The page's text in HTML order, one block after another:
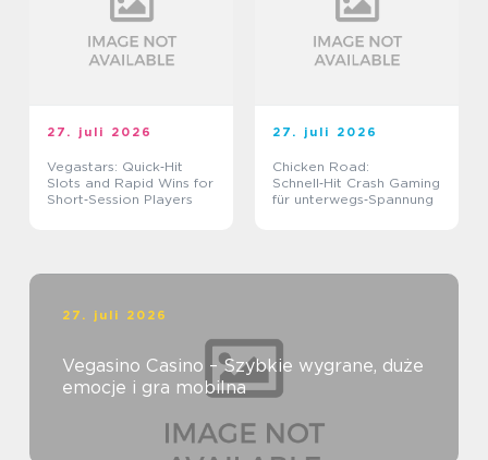
27. juli 2026
Vegastars: Quick‑Hit
Slots and Rapid Wins for
Short‑Session Players
27. juli 2026
Chicken Road:
Schnell‑Hit Crash Gaming
für unterwegs‑Spannung
27. juli 2026
Vegasino Casino – Szybkie wygrane, duże
emocje i gra mobilna